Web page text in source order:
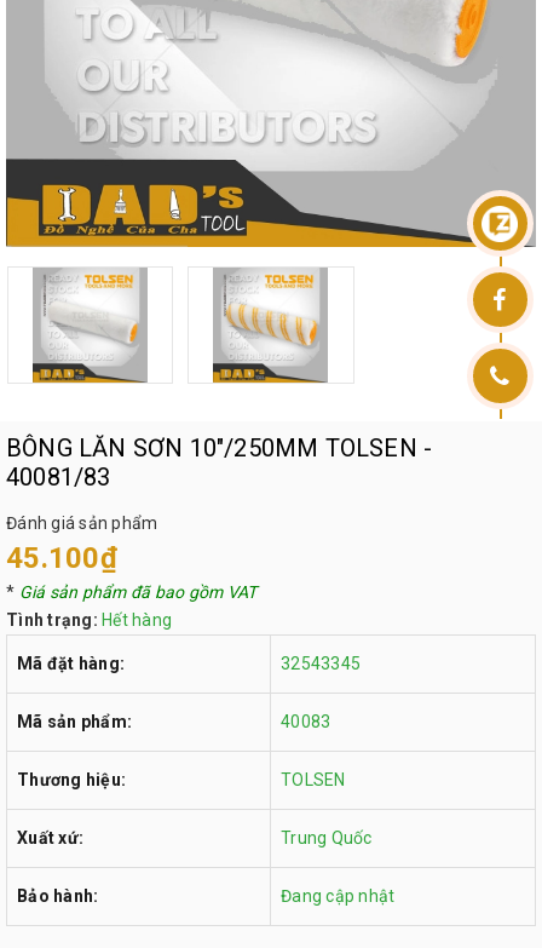
BÔNG LĂN SƠN 10"/250MM TOLSEN -
40081/83
Đánh giá sản phẩm
45.100₫
* Giá sản phẩm đã bao gồm VAT
Tình trạng: Hết hàng
Mã đặt hàng: 32543345
Mã sản phẩm: 40083
Thương hiệu: TOLSEN
Xuất xứ: Trung Quốc
Bảo hành: Đang cập nhật